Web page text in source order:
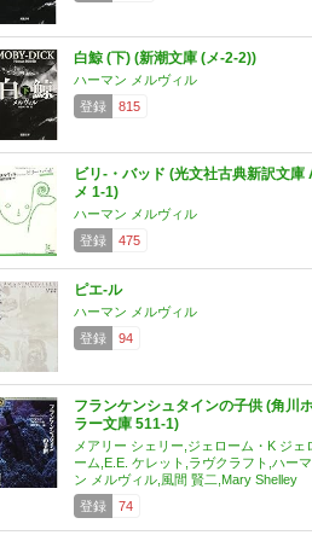
白鯨 (下) (新潮文庫 (メ-2-2))
ハーマン メルヴィル
登録
815
ビリ-・バッド (光文社古典新訳文庫
メ 1-1)
ハーマン メルヴィル
登録
475
ピエ-ル
ハーマン メルヴィル
登録
94
フランケンシュタインの子供 (角川
ラー文庫 511-1)
メアリー シェリー,ジェローム・K ジェ
ーム,E.E. ケレット,ラヴクラフト,ハーマ
ン メルヴィル,風間 賢二,Mary Shelley
登録
74